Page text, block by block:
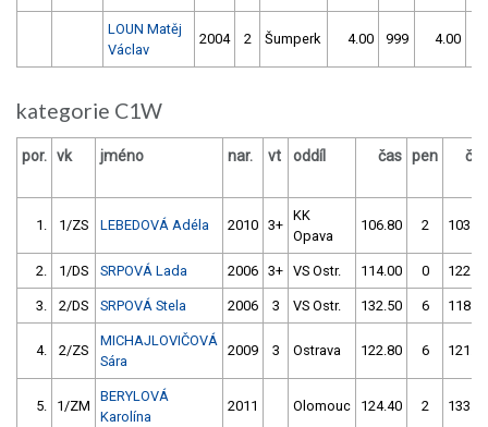
LOUN Matěj
Václav
2004 2 Šumperk 4.00 999 4.00
kategorie C1W
por. vk jméno nar. vt oddíl čas pen čas
1. 1/ZS LEBEDOVÁ Adéla 2010 3+
KK
Opava
106.80 2 103.80
2. 1/DS SRPOVÁ Lada 2006 3+ VS Ostr. 114.00 0 122.70
3. 2/DS SRPOVÁ Stela 2006 3 VS Ostr. 132.50 6 118.90
4. 2/ZS
MICHAJLOVIČOVÁ
Sára
2009 3 Ostrava 122.80 6 121.50
5. 1/ZM
BERYLOVÁ
Karolína
2011 Olomouc 124.40 2 133.60